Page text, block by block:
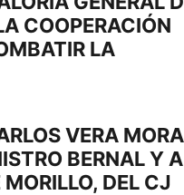
COOPERACIÓN
LA
VERA MORA
BERNAL Y A
DEL CJ